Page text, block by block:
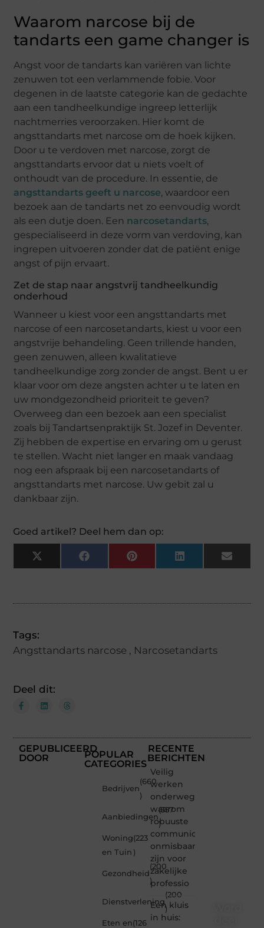
Waarom narcose bij de
tandarts een game changer is
Angst voor de tandarts kan variëren van lichte
zenuwen tot een verlammende fobie. Voor
degenen in de laatste categorie kan de gedachte
aan een tandheelkundige ingreep letterlijk
nachtmerries veroorzaken. Hier komt de
angsttandarts met narcose om de hoek kijken.
Door u te verdoven met narcose, zorgt de
angsttandarts ervoor dat u niets voelt of
onthoudt van de procedure. In essentie, de
angsttandarts geeft u narcose, waardoor een
bezoek aan de tandarts net zo eenvoudig wordt
als een dutje doen. Een narcosetandarts,
gespecialiseerd in deze vorm van verdoving, kan
ingrepen uitvoeren zonder dat de patiënt enige
angst of pijn ervaart.
Zet de stap naar angstvrij tandheelkundig
onderhoud
Wanneer u kiest voor een angsttandarts met
narcose of een narcosetandarts, kiest u voor een
angstvrije behandeling. Geen trillende handen,
geen zenuwen, alleen kwalitatieve
tandheelkundige zorg zonder de angst. Bent u er
klaar voor om deze angsten achter u te laten en
uw mondgezondheid prioriteit te geven?
Overweeg dan een bezoek aan een specialist
zoals bij Tandartsenpraktijk St. Jozef in Deventer.
Zij hebben de expertise en ervaring om u gerust
te stellen. Wacht niet langer en maak vandaag
nog een afspraak bij een narcosetandarts of
angsttandarts met narcose. Uw gebit zal u
dankbaar zijn.
Goed artikel? Deel hem dan op:
X
(Twitter)
FacebookPinterestLinkedInEmail
Tags:
Angsttandarts narcose , Narcosetandarts
Deel dit:
GEPUBLICEERD
DOOR
POPULAR
CATEGORIES
Bedrijven
(660
)
Aanbiedingen
(357
)
Woning
en Tuin
(223
)
Gezondheid
(200
)
Dienstverlening
(200
)
Eten en(126
RECENTE
BERICHTEN
Veilig
werken
onderweg:
waarom
robuuste
communicatiemiddelen
onmisbaar
zijn voor
zakelijke
professio
Een kluis
in huis: